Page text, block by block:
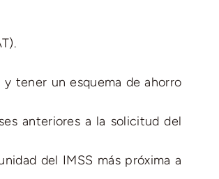
y tener un esquema de ahorro
anteriores a la solicitud del
del IMSS más próxima a